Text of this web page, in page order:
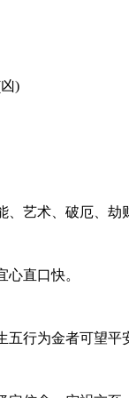
)
艺术、破厄、劫
直口快。
行为金者可望平